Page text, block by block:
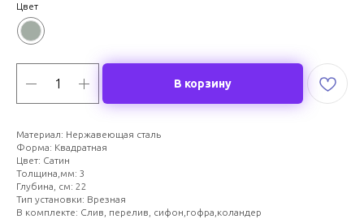
Цвет
В корзину
Материал: Нержавеющая сталь
Форма: Квадратная
Цвет: Сатин
Толщина,мм: 3
Глубина, см: 22
Тип установки: Врезная
В комплекте: Слив, перелив, сифон,гофра,коландер